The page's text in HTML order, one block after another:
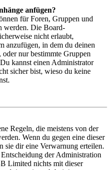
anfügen?
für Foren, Gruppen und
werden. Die Board-
nicht erlaubt,
anzufügen, in dem du deinen
nur bestimmte Gruppen
kannst einen Administrator
sicher bist, wieso du keine
Regeln, die meistens von der
Wenn du gegen eine dieser
sie dir eine Verwarnung erteilen.
der Administration
Limited nichts mit dieser